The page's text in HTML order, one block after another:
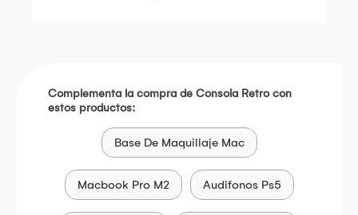
Complementa la compra de Consola Retro con
estos productos:
Base De Maquillaje Mac
Macbook Pro M2 Audifonos Ps5